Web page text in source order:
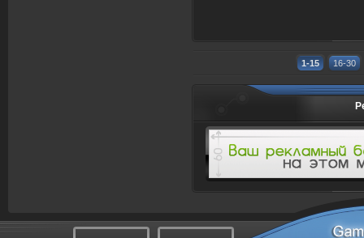
1-15 16-30